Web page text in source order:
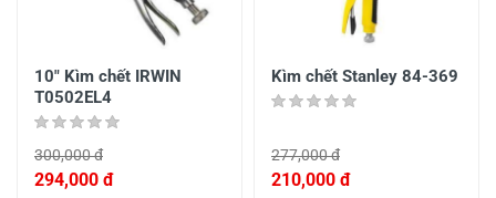
10" Kìm chết IRWIN
T0502EL4
300,000 đ
294,000 đ
Kìm chết Stanley 84-369
277,000 đ
210,000 đ